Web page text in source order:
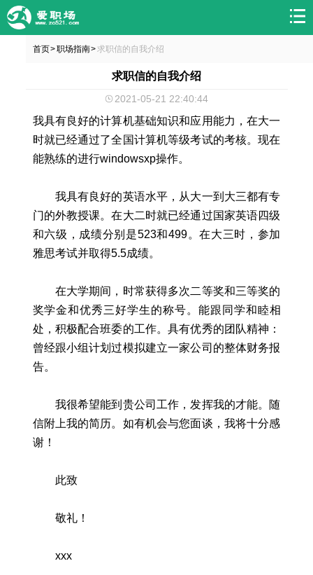
首页>职场指南> 求职信的自我介绍
求职信的自我介绍
2021-05-21 22:40:44
我具有良好的计算机基础知识和应用能力，在大一
时就已经通过了全国计算机等级考试的考核。现在
能熟练的进行windowsxp操作。
我具有良好的英语水平，从大一到大三都有专
门的外教授课。在大二时就已经通过国家英语四级
和六级，成绩分别是523和499。在大三时，参加
雅思考试并取得5.5成绩。
在大学期间，时常获得多次二等奖和三等奖的
奖学金和优秀三好学生的称号。能跟同学和睦相
处，积极配合班委的工作。具有优秀的团队精神：
曾经跟小组计划过模拟建立一家公司的整体财务报
告。
我很希望能到贵公司工作，发挥我的才能。随
信附上我的简历。如有机会与您面谈，我将十分感
谢！
此致
敬礼！
xxx